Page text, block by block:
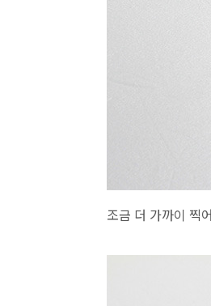
조금 더 가까이 찍